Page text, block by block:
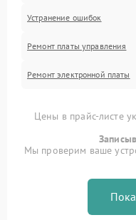
Устранение ошибок
Ремонт платы управления
Ремонт электронной платы
Цены в прайс-листе
Мы проверим ваше